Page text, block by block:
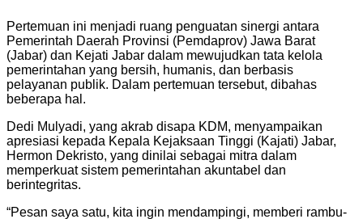
Pertemuan ini menjadi ruang penguatan sinergi antara
Pemerintah Daerah Provinsi (Pemdaprov) Jawa Barat
(Jabar) dan Kejati Jabar dalam mewujudkan tata kelola
pemerintahan yang bersih, humanis, dan berbasis
pelayanan publik. Dalam pertemuan tersebut, dibahas
beberapa hal.
Dedi Mulyadi, yang akrab disapa KDM, menyampaikan
apresiasi kepada Kepala Kejaksaan Tinggi (Kajati) Jabar,
Hermon Dekristo, yang dinilai sebagai mitra dalam
memperkuat sistem pemerintahan akuntabel dan
berintegritas.
“Pesan saya satu, kita ingin mendampingi, memberi rambu-